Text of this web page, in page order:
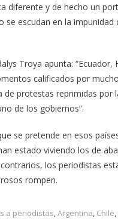
diferente y de hecho un
se escudan en la impunidad
Troya apunta: “Ecuador,
calificados por
de protestas reprimidas por
de los gobiernos”.
se pretende en esos
estado viviendo los de
los periodistas
rompen.
a periodistas,Argentina, Chile,